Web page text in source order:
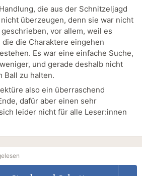
die aus der Schnitzeljagd
überzeugen, denn sie war nicht
vor allem, weil es
die Charaktere eingehen
Es war eine einfache Suche,
und gerade deshalb nicht
Ball zu halten.
also ein überraschend
dafür aber einen sehr
leider nicht für alle Leser:innen